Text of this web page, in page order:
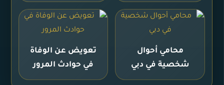
محامي أحوال
شخصية في دبي
تعويض عن الوفاة
في حوادث المرور